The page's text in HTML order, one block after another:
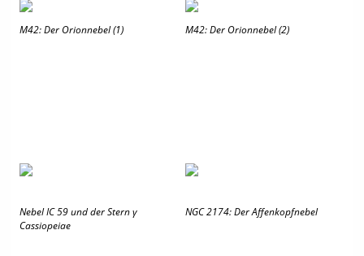
M42: Der Orionnebel (1) M42: Der Orionnebel (2)
Nebel IC 59 und der Stern γ
Cassiopeiae
NGC 2174: Der Affenkopfnebel